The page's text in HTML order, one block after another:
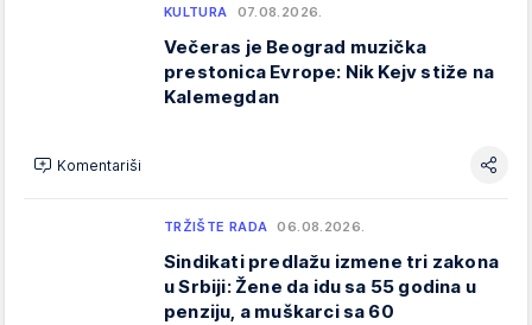
KULTURA 07.08.2026.
Večeras je Beograd muzička
prestonica Evrope: Nik Kejv stiže na
Kalemegdan
Komentariši
TRŽIŠTE RADA 06.08.2026.
Sindikati predlažu izmene tri zakona
u Srbiji: Žene da idu sa 55 godina u
penziju, a muškarci sa 60